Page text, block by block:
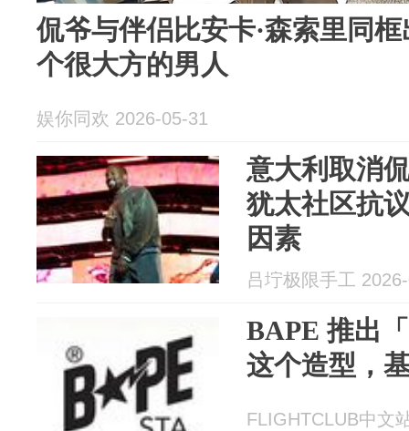
侃爷与伴侣比安卡·森索里同
个很大方的男人
娱你同欢 2026-05-31
意大利取消
犹太社区抗
因素
吕坾极限手工
BAPE 推出
这个造型，
FLIGHTCLUB中文